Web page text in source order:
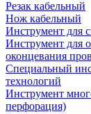
Резак кабельный
Нож кабельный
Инструмент для
Инструмент для
оконцевания
Специальный
технологий
Инструмент
перфорация)